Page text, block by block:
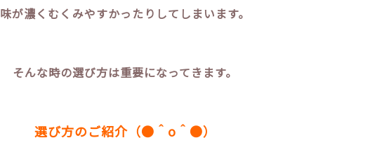
味が濃くむくみやすかったりしてしまいます。
そんな時の選び方は重要になってきます。
選び方のご紹介（●＾o＾●）